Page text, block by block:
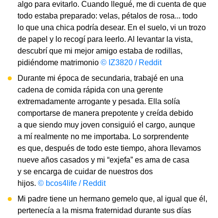
algo para evitarlo. Cuando llegué, me di cuenta de que
todo estaba preparado: velas, pétalos de rosa... todo
lo que una chica podría desear. En el suelo, vi un trozo
de papel y lo recogí para leerlo. Al levantar la vista,
descubrí que mi mejor amigo estaba de rodillas,
pidiéndome matrimonio © IZ3820 / Reddit
Durante mi época de secundaria, trabajé en una
cadena de comida rápida con una gerente
extremadamente arrogante y pesada. Ella solía
comportarse de manera prepotente y creída debido
a que siendo muy joven consiguió el cargo, aunque
a mí realmente no me importaba. Lo sorprendente
es que, después de todo este tiempo, ahora llevamos
nueve años casados y mi “exjefa” es ama de casa
y se encarga de cuidar de nuestros dos
hijos. © bcos4life / Reddit
Mi padre tiene un hermano gemelo que, al igual que él,
pertenecía a la misma fraternidad durante sus días